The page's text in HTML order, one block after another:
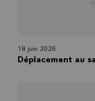
18 juin 2026
Déplacement au